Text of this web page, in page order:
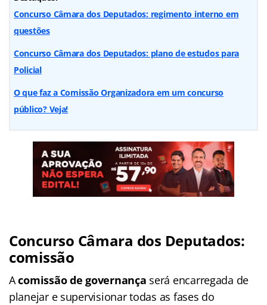
Concurso Câmara dos Deputados: regimento interno em
questões
Concurso Câmara dos Deputados: plano de estudos para
Policial
O que faz a Comissão Organizadora em um concurso
público? Veja!
Concurso Câmara dos Deputados:
comissão
Acomissão de governança será encarregada de
planejar e supervisionar todas as fases do